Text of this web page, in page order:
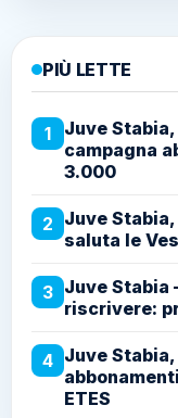
PIÙ LETTE
1
Juve
campagna
3.000
2 Juve
saluta le
3 Juve Stabia
riscrivere:
4 Juve
ETES